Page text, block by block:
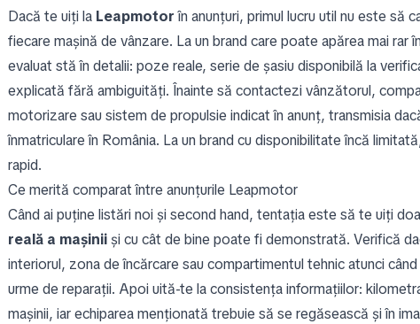
Dacă te uiți la Leapmotorîn anunțuri, primul lucru util nu este să
fiecare mașină de vânzare. La un brand care poate apărea mai
evaluat stă în detalii: poze reale, serie de șasiu disponibilă la
explicată fără ambiguități. Înainte să contactezi vânzătorul,
motorizare sau sistem de propulsie indicat în anunț, transmisia
înmatriculare în România. La un brand cu disponibilitate încă
rapid.
Ce merită comparat între anunțurile Leapmotor
Când ai puține listări noi și second hand, tentația este să te uiți
reală a mașiniiși cu cât de bine poate fi demonstrată. Verifică
interiorul, zona de încărcare sau compartimentul tehnic atunci
urme de reparații. Apoi uită-te la consistența informațiilor:
mașinii, iar echiparea menționată trebuie să se regăsească și în